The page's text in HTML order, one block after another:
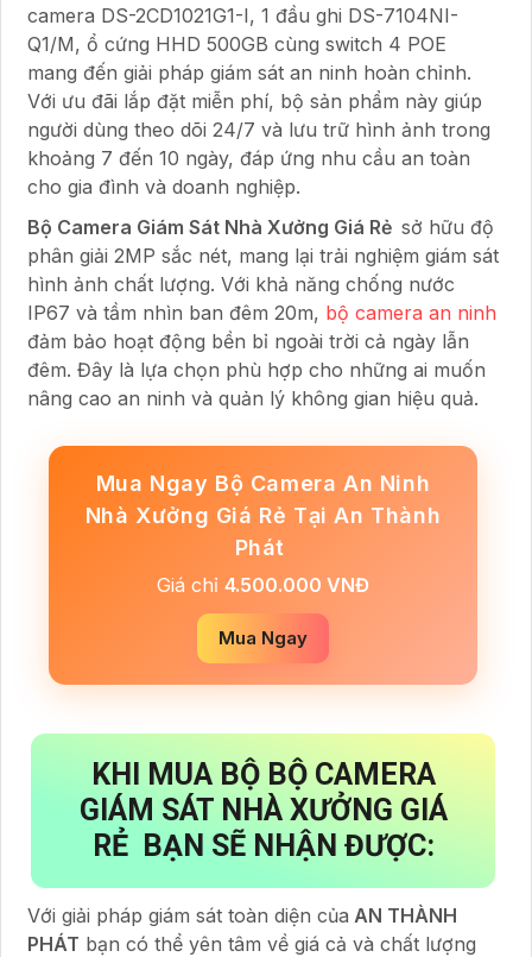
camera DS-2CD1021G1-I, 1 đầu ghi DS-7104NI-
Q1/M, ổ cứng HHD 500GB cùng switch 4 POE
mang đến giải pháp giám sát an ninh hoàn chỉnh.
Với ưu đãi lắp đặt miễn phí, bộ sản phẩm này giúp
người dùng theo dõi 24/7 và lưu trữ hình ảnh trong
khoảng 7 đến 10 ngày, đáp ứng nhu cầu an toàn
cho gia đình và doanh nghiệp.
Bộ Camera Giám Sát Nhà Xưởng Giá Rẻ sở hữu độ
phân giải 2MP sắc nét, mang lại trải nghiệm giám sát
hình ảnh chất lượng. Với khả năng chống nước
IP67 và tầm nhìn ban đêm 20m, bộ camera an ninh
đảm bảo hoạt động bền bỉ ngoài trời cả ngày lẫn
đêm. Đây là lựa chọn phù hợp cho những ai muốn
nâng cao an ninh và quản lý không gian hiệu quả.
Mua Ngay Bộ Camera An Ninh
Nhà Xưởng Giá Rẻ Tại An Thành
Phát
Giá chỉ 4.500.000 VNĐ
Mua Ngay
KHI MUA BỘ BỘ CAMERA
GIÁM SÁT NHÀ XƯỞNG GIÁ
RẺ BẠN SẼ NHẬN ĐƯỢC:
Với giải pháp giám sát toàn diện của AN THÀNH
PHÁT bạn có thể yên tâm về giá cả và chất lượng